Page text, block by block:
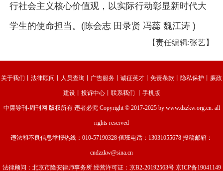
行社会主义核心价值观，以实际行动彰显新时代大
学生的使命担当。(陈会志 田录贤 冯蕊 魏江涛 )
【责任编辑:张艺】
关于我们 法律顾问 人员查询 广告服务 诚征英才 免责条款 隐私保护 廉政
建设丨 投诉中心丨 联系我们 手机版
中廉导刊-周刊网 版权所有 违者必究 Copyright © 2017-2025 by www.dzzkw.org.cn. all
rights reserved
违法和不良信息举报热线：010-57190328 值班电话：13031055678 投稿邮箱：
cndzzkw@sina.cn
法律顾问：北京市隆安律师事务所 经营许可证： 京B2-20192563号 京ICP备19041149